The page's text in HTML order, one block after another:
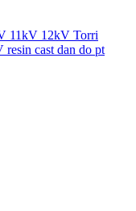
11kV 12kV Torri
cast dan do pt